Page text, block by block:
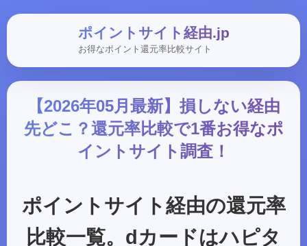
ポイントサイト経由.jp
お得なポイント還元率比較サイト
【2026年05月最新】損しない経由
先どこ？還元率比較で1番お得なポ
イントサイト調査！
ポイントサイト経由の還元率
比較一覧。dカードはハピタ